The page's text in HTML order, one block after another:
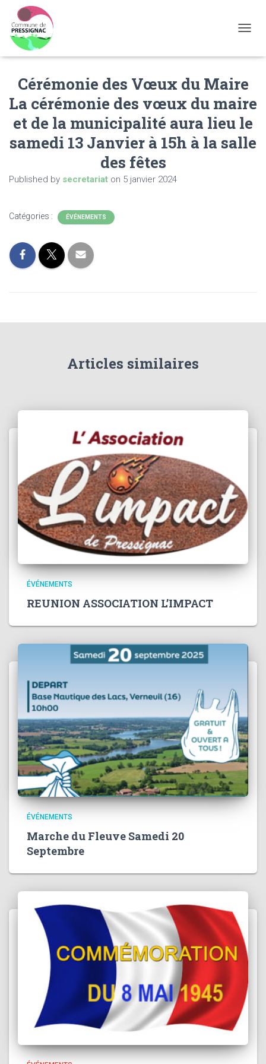
Cérémonie des Vœux du Maire
La cérémonie des vœux du maire
et de la municipalité aura lieu le
samedi 13 Janvier à 15h à la salle
des fêtes
Published by secretariat on 5 janvier 2024
Catégories : ÉVÉNEMENTS
Articles similaires
ÉVÉNEMENTS
REUNION ASSOCIATION L’IMPACT
ÉVÉNEMENTS
Marche du Fleuve Samedi 20
Septembre